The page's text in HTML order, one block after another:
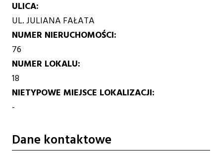
ULICA
UL. JULIANA FAŁATA
NUMER NIERUCHOMOŚCI
76
NUMER LOKALU
18
NIETYPOWE MIEJSCE LOKALIZACJI
-
Dane kontaktowe